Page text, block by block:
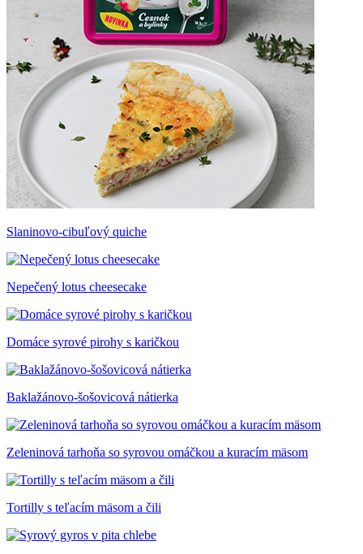
Slaninovo-cibuľový quiche
Nepečený lotus cheesecake
Domáce syrové pirohy s karičkou
Baklažánovo-šošovicová nátierka
Zeleninová tarhoňa so syrovou omáčkou a kuracím mäsom
Tortilly s teľacím mäsom a čili